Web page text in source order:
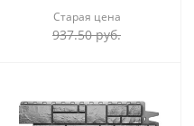
Старая цена
937.50руб.